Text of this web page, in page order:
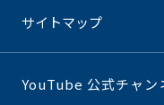
サイトマップ
YouTube 公式チャン